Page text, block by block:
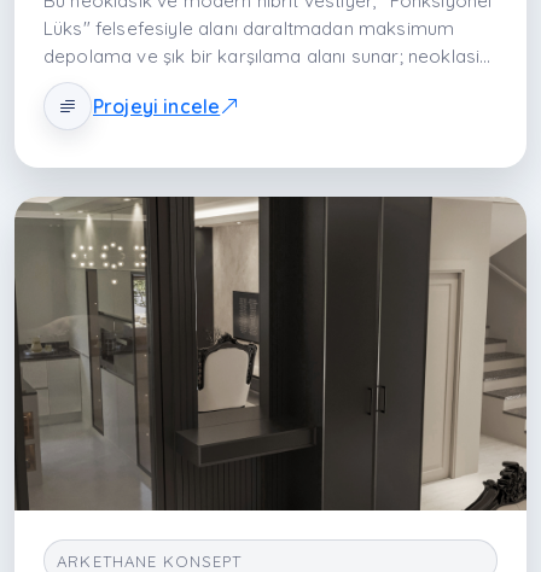
Lüks" felsefesiyle alanı daraltmadan maksimum
depolama ve şık bir karşılama alanı sunar; neoklasik
çıtalı kapaklar modern siyah kulplarla dengelenirken,
üst taç profili mobilyayı tavanla bütünleştirir. Soldaki
aynalı puf nişi hazırlık konforu sağlar, sağdaki açık
raflar ise günlük aksesuarlar için pratik bir alan
yaratır. Sakin vizon tonlarındaki gövde zümrüt yeşili
kadife puf ile canlandırılırken, ayna arkası ve raf içi
gizli LED aydınlatmalar antreye lüks bir otel lobisi
ambiyansı katar.
Projeyi incele
ARKETHANE KONSEPT